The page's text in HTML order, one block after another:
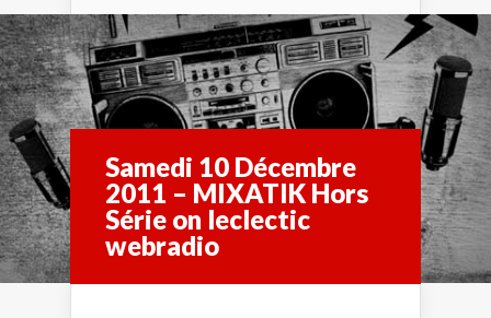
Samedi 10 Décembre
2011 – MIXATIK Hors
Série on leclectic
webradio